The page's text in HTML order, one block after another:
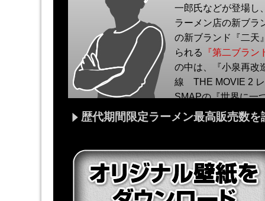
一郎氏などが登場し
ラーメン店の新ブラ
の新ブランド『二天
られる
『第二ブラ
の中は、『小泉再改
線 THE MOVIE 2 レ
SMAPの『世界に一
呼びました。
歴代期間限定ラーメン最高販売数